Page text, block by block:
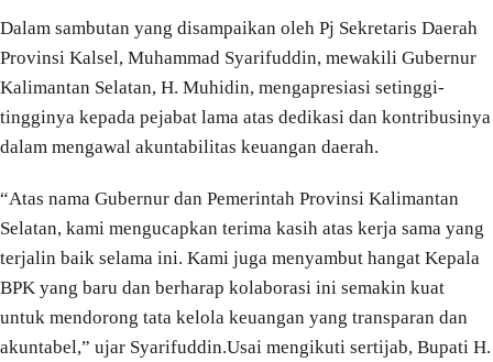
Dalam sambutan yang disampaikan oleh Pj Sekretaris Daerah
Provinsi Kalsel, Muhammad Syarifuddin, mewakili Gubernur
Kalimantan Selatan, H. Muhidin, mengapresiasi setinggi-
tingginya kepada pejabat lama atas dedikasi dan kontribusinya
dalam mengawal akuntabilitas keuangan daerah.
“Atas nama Gubernur dan Pemerintah Provinsi Kalimantan
Selatan, kami mengucapkan terima kasih atas kerja sama yang
terjalin baik selama ini. Kami juga menyambut hangat Kepala
BPK yang baru dan berharap kolaborasi ini semakin kuat
untuk mendorong tata kelola keuangan yang transparan dan
akuntabel,” ujar Syarifuddin.Usai mengikuti sertijab, Bupati H.